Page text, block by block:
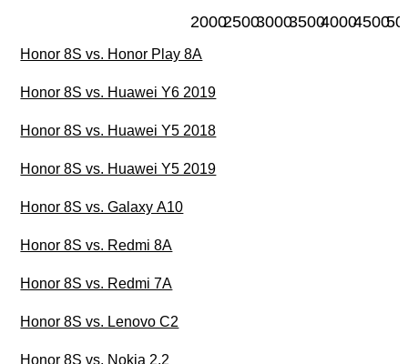
200025003000350040004500
Honor 8S vs. Honor Play 8A
Honor 8S vs. Huawei Y6 2019
Honor 8S vs. Huawei Y5 2018
Honor 8S vs. Huawei Y5 2019
Honor 8S vs. Galaxy A10
Honor 8S vs. Redmi 8A
Honor 8S vs. Redmi 7A
Honor 8S vs. Lenovo C2
Honor 8S vs. Nokia 2.2